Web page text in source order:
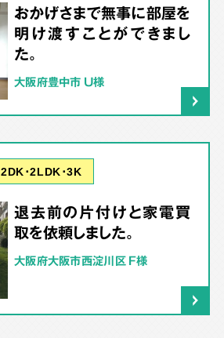
おかげさまで無事に部屋を
明け渡すことができまし
た。
大阪府豊中市 U様
2DK･2LDK･3K
退去前の片付けと家電買
取を依頼しました。
大阪府大阪市西淀川区 F様